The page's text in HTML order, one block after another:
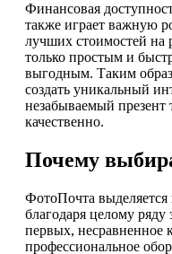
Финансовая
также играет важную
лучших стоимостей на
только простым и
выгодным. Таким
создать уникальный
незабываемый презент
качественно.
Почему
ФотоПочта
благодаря целому
первых, несравненное
профессиональное